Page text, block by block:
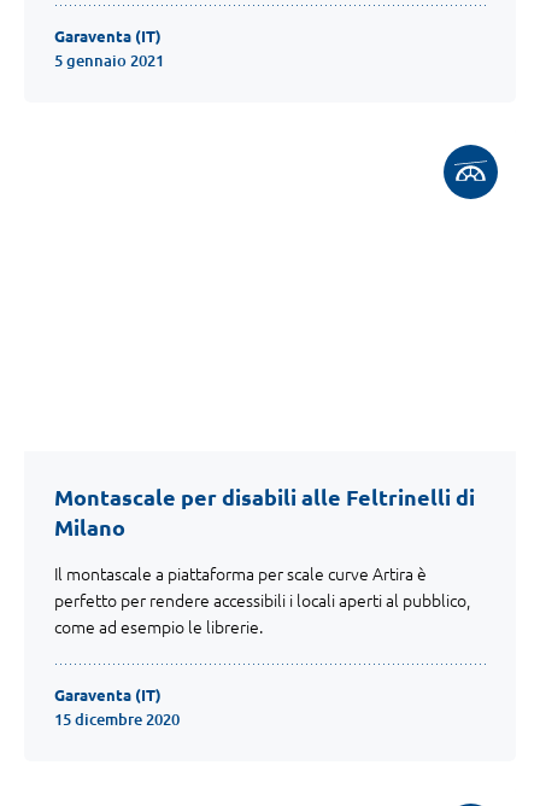
Garaventa (IT)
5 gennaio 2021
Montascale per disabili alle Feltrinelli di
Milano
Il montascale a piattaforma per scale curve Artira è
perfetto per rendere accessibili i locali aperti al pubblico,
come ad esempio le librerie.
Garaventa (IT)
15 dicembre 2020